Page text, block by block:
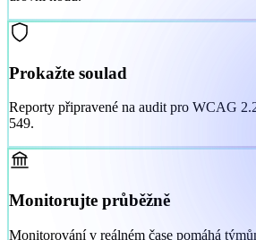
Prokažte soulad
Reporty připravené na audit pro WCAG
549.
Monitorujte průběžně
Monitorování v reálném čase pomáhá